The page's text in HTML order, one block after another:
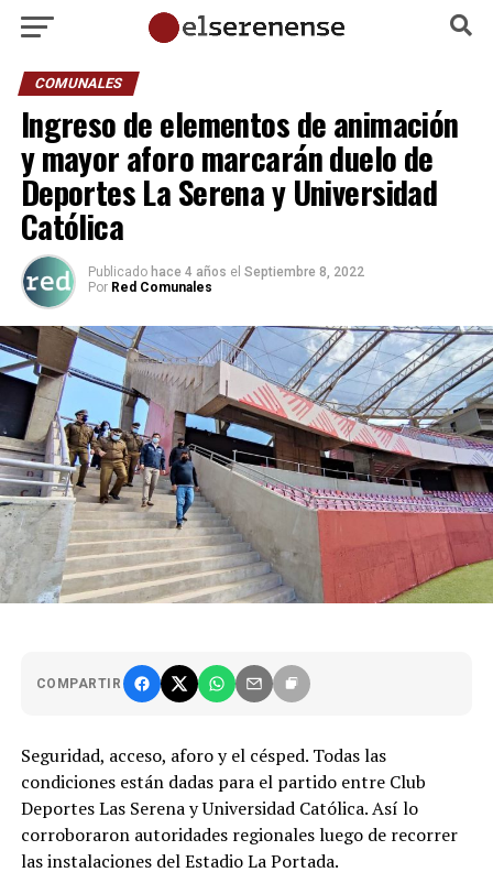
COMUNALES
Ingreso de elementos de animación
y mayor aforo marcarán duelo de
Deportes La Serena y Universidad
Católica
Publicado hace 4 años el Septiembre 8, 2022
Por Red Comunales
COMPARTIR
Seguridad, acceso, aforo y el césped. Todas las
condiciones están dadas para el partido entre Club
Deportes Las Serena y Universidad Católica. Así lo
corroboraron autoridades regionales luego de recorrer
las instalaciones del Estadio La Portada.